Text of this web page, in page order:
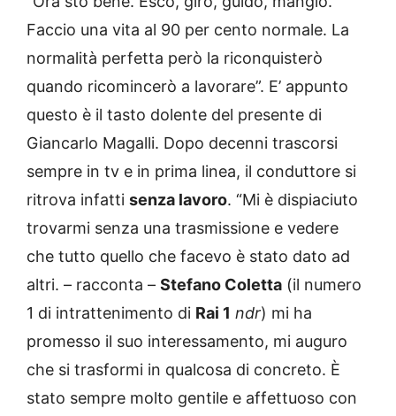
Faccio una vita al 90 per cento normale. La
normalità perfetta però la riconquisterò
quando ricomincerò a lavorare”. E’ appunto
questo è il tasto dolente del presente di
Giancarlo Magalli. Dopo decenni trascorsi
sempre in tv e in prima linea, il conduttore si
ritrova infatti senza lavoro. “Mi è dispiaciuto
trovarmi senza una trasmissione e vedere
che tutto quello che facevo è stato dato ad
altri. – racconta – Stefano Coletta (il numero
1 di intrattenimento di Rai 1 ndr) mi ha
promesso il suo interessamento, mi auguro
che si trasformi in qualcosa di concreto. È
stato sempre molto gentile e affettuoso con